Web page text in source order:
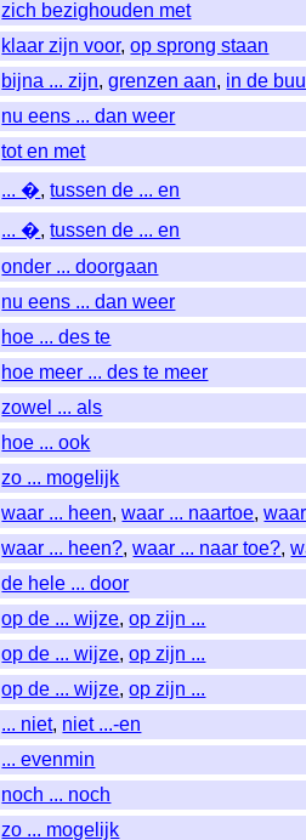
zich bezighouden met
klaar zijn voor,op sprong staan
bijna ... zijn,grenzen aan, in de
nu eens ... dan weer
tot en met
... �,tussen de ... en
... �,tussen de ... en
onder ... doorgaan
nu eens ... dan weer
hoe ... des te
hoe meer ... des te meer
zowel ... als
hoe ... ook
zo ... mogelijk
waar ... heen,waar ... naartoe,
waar ... heen?,waar ... naar toe?,
de hele ... door
op de ... wijze,op zijn ...
op de ... wijze,op zijn ...
op de ... wijze,op zijn ...
... niet, niet ...-en
... evenmin
noch ... noch
zo ... mogelijk